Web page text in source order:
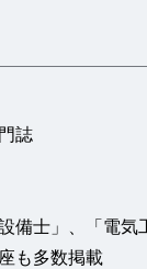
！
士学
誌
備士」、「電気
も多数掲載